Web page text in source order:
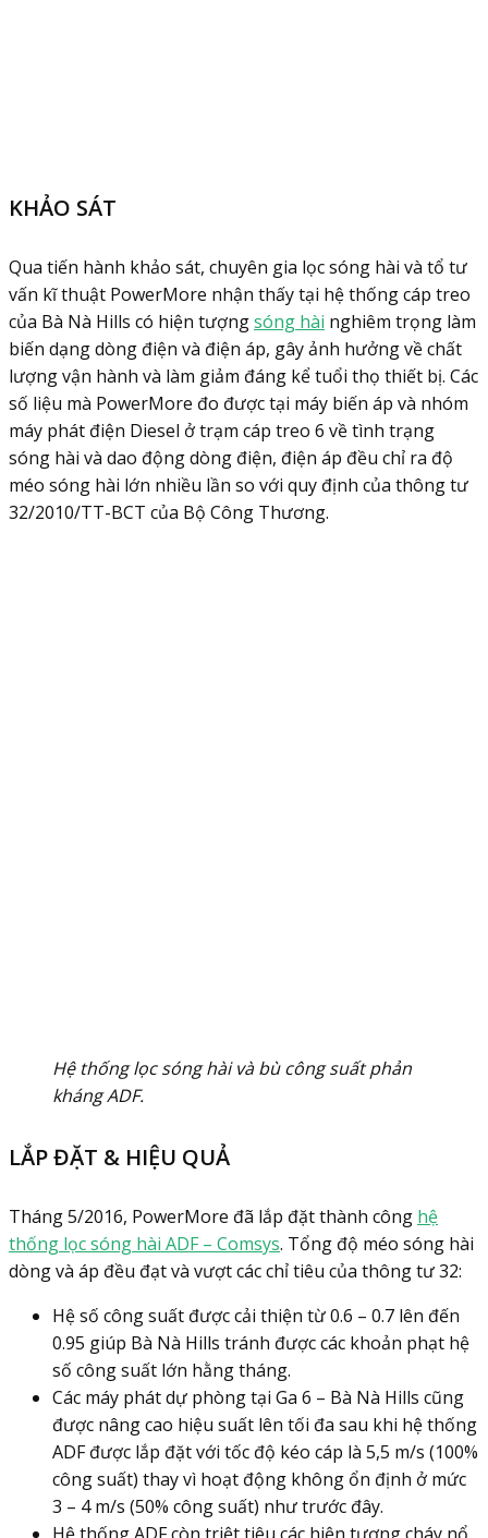
KHẢO SÁT
Qua tiến hành khảo sát, chuyên gia lọc sóng hài và tổ tư
vấn kĩ thuật PowerMore nhận thấy tại hệ thống cáp treo
của Bà Nà Hills có hiện tượngsóng hài nghiêm trọng làm
biến dạng dòng điện và điện áp, gây ảnh hưởng về chất
lượng vận hành và làm giảm đáng kể tuổi thọ thiết bị. Các
số liệu mà PowerMore đo được tại máy biến áp và nhóm
máy phát điện Diesel ở trạm cáp treo 6 về tình trạng
sóng hài và dao động dòng điện, điện áp đều chỉ ra độ
méo sóng hài lớn nhiều lần so với quy định của thông tư
32/2010/TT-BCT của Bộ Công Thương.
Hệ thống lọc sóng hài và bù công suất phản
kháng ADF.
LẮP ĐẶT & HIỆU QUẢ
Tháng 5/2016, PowerMore đã lắp đặt thành công hệ
thống lọc sóng hài ADF – Comsys. Tổng độ méo sóng hài
dòng và áp đều đạt và vượt các chỉ tiêu của thông tư 32:
Hệ số công suất được cải thiện từ 0.6 – 0.7 lên đến
0.95 giúp Bà Nà Hills tránh được các khoản phạt hệ
số công suất lớn hằng tháng.
Các máy phát dự phòng tại Ga 6 – Bà Nà Hills cũng
được nâng cao hiệu suất lên tối đa sau khi hệ thống
ADF được lắp đặt với tốc độ kéo cáp là 5,5 m/s (100%
công suất) thay vì hoạt động không ổn định ở mức
3 – 4 m/s (50% công suất) như trước đây.